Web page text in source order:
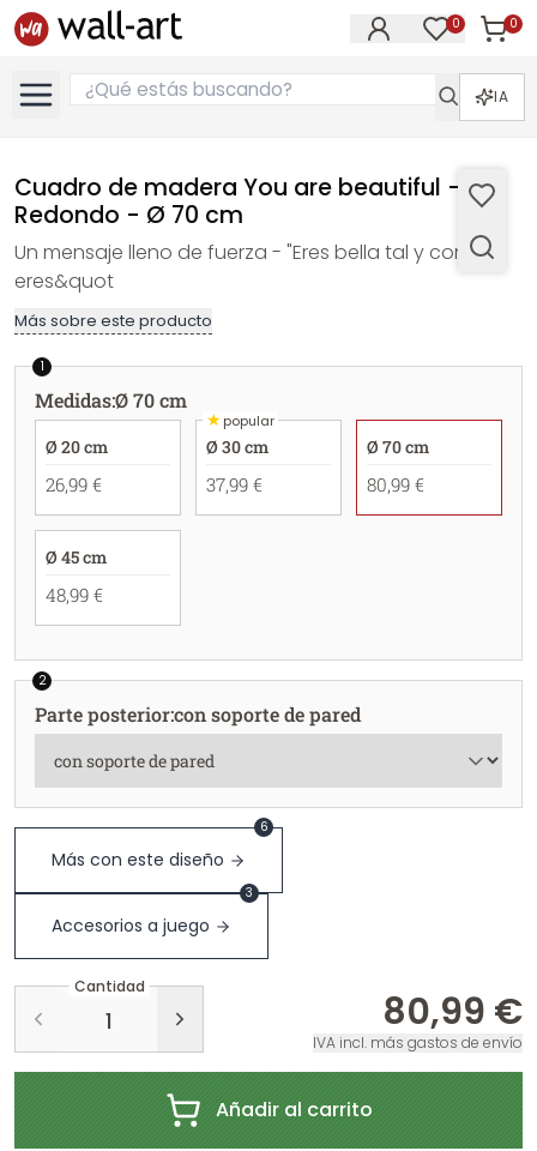
0 0
IA
Cuadro de madera You are beautiful -
Redondo - Ø 70 cm
Un mensaje lleno de fuerza - "Eres bella tal y como
eres&quot
Más sobre este producto
1
Medidas:Ø 70 cm
Ø 20 cm
26,99 €
★popular
Ø 30 cm
37,99 €
Ø 70 cm
80,99 €
Ø 45 cm
48,99 €
2
Parte posterior:con soporte de pared
Más con este diseño
6
Accesorios a juego
3
Cantidad
80,99 €
IVA incl. más gastos de envío
Añadir al carrito